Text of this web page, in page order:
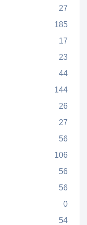
27
185
17
23
44
144
26
27
56
106
56
56
0
54